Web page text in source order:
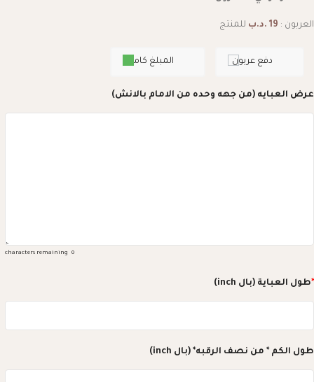
العربون : 19 .د.ب للمنتج
المبلغ كامل دفع عربون
عرض العبايه (من جهه وحده من الامام بالانش)
0
characters remaining
*طول العباية (بال inch)
طول الكم * من نصف الرقبه* (بال inch)